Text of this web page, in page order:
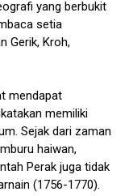
yang berbukit
setia
Gerik, Kroh,
mendapat
memiliki
Sejak dari zaman
haiwan,
Perak juga tidak
(1756-1770).